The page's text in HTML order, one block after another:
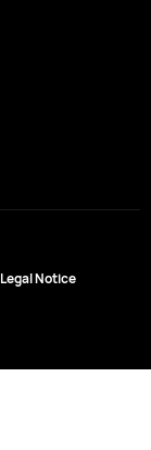
Legal Notice